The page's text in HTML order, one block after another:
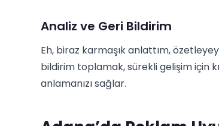
Analiz ve Geri Bildirim
Eh, biraz karmaşık anlattım,
bildirim toplamak, sürekli gelişim için
anlamanızı sağlar.